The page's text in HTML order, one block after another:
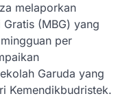
melaporkan
(MBG) yang
per
Garuda yang
Kemendikbudristek.